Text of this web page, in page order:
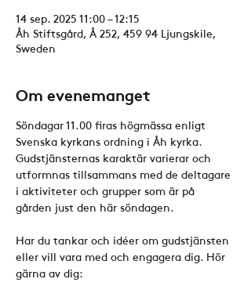
14 sep. 2025 11:00 – 12:15
Åh Stiftsgård, Å 252, 459 94 Ljungskile,
Sweden
Om evenemanget
Söndagar 11.00 firas högmässa enligt
Svenska kyrkans ordning i Åh kyrka.
Gudstjänsternas karaktär varierar och
utformnas tillsammans med de deltagare
i aktiviteter och grupper som är på
gården just den här söndagen.
Har du tankar och idéer om gudstjänsten
eller vill vara med och engagera dig. Hör
gärna av dig: